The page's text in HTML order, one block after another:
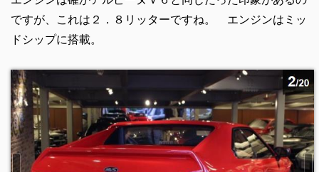
ですが、これは２．８リッターですね。 エンジンはミッ
ドシップに搭載。